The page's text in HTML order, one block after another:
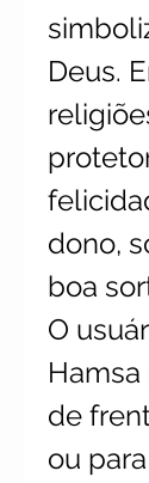
Deus.
dono,
boa
O
de
ou